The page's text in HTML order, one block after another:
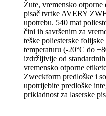
Žute, vremensko
pisač tvrtke AVERY
upotrebu. 540 mat
čini ih savršenim za
teške poliesterske
temperaturu (-20°C do
izdržljivije od
vremensko otporne
Zweckform predloške i
upotrijebite predloške
prikladnost za laserske